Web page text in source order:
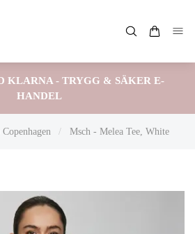
KLARNA - TRYGG & SÄKER E-
HANDEL
/ Msch - Melea Tee, White